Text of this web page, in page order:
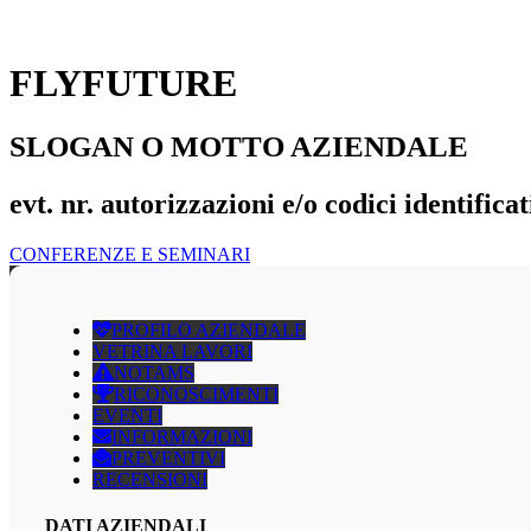
FLYFUTURE
SLOGAN O MOTTO AZIENDALE
evt. nr. autorizzazioni e/o codici
CONFERENZE E SEMINARI
PROFILO AZIENDALE
VETRINA LAVORI
NOTAMS
RICONOSCIMENTI
EVENTI
INFORMAZIONI
PREVENTIVI
RECENSIONI
DATI AZIENDALI